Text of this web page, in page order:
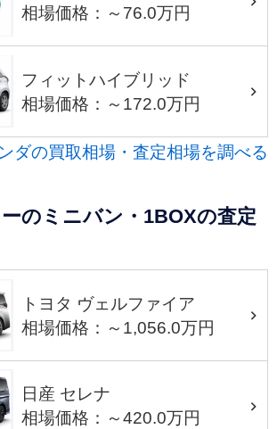
相場価格：～76.0万円
フィットハイブリッド
相場価格：～172.0万円
ダの買取相場・査定相場を調べる
のミニバン・1BOXの査定
トヨタ ヴェルファイア
相場価格：～1,056.0万円
日産 セレナ
相場価格：～420.0万円